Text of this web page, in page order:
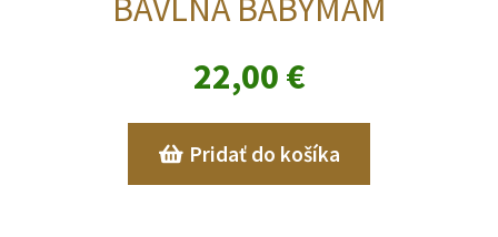
BAVLNA BABYMAM
22,00 €
Pridať do košíka